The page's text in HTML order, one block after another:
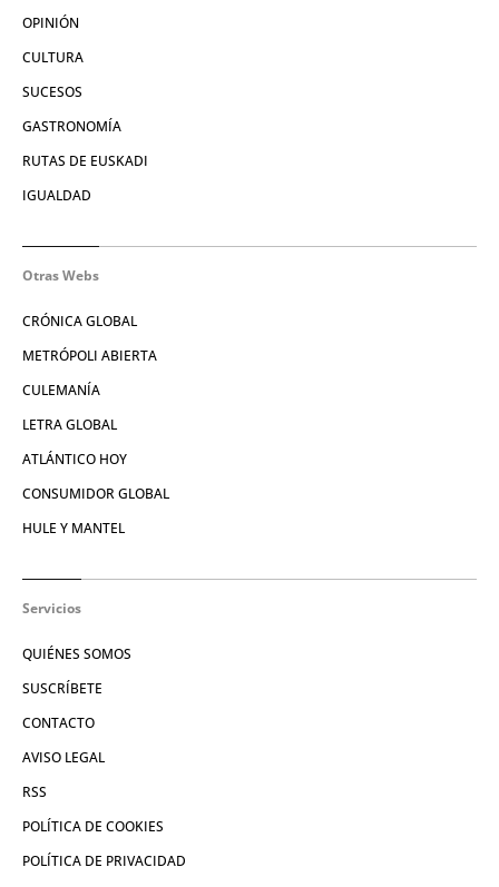
OPINIÓN
CULTURA
SUCESOS
GASTRONOMÍA
RUTAS DE EUSKADI
IGUALDAD
Otras Webs
CRÓNICA GLOBAL
METRÓPOLI ABIERTA
CULEMANÍA
LETRA GLOBAL
ATLÁNTICO HOY
CONSUMIDOR GLOBAL
HULE Y MANTEL
Servicios
QUIÉNES SOMOS
SUSCRÍBETE
CONTACTO
AVISO LEGAL
RSS
POLÍTICA DE COOKIES
POLÍTICA DE PRIVACIDAD